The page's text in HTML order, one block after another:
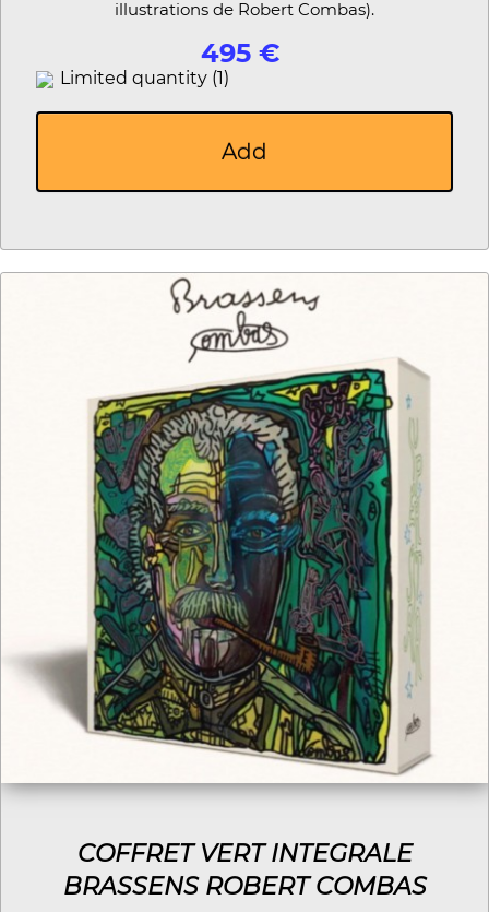
illustrations de Robert Combas).
495 €
Limited quantity (1)
Add
COFFRET VERT INTEGRALE
BRASSENS ROBERT COMBAS